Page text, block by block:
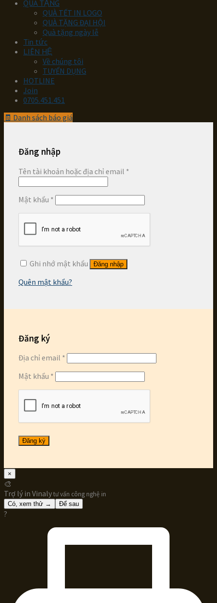
QUÀ TẶNG
QUÀ TẾT IN LOGO
QUÀ TẶNG ĐẠI HỘI
Quà tặng ngày lễ
Tin tức
LIÊN HỆ
Về chúng tôi
TUYỂN DỤNG
HOTLINE
Join
0705.451.451
🧾 Danh sách báo giá
Đăng nhập
Tên tài khoản hoặc địa chỉ email *
Mật khẩu *
Ghi nhớ mật khẩu Đăng nhập
Quên mật khẩu?
Đăng ký
Địa chỉ email *
Mật khẩu *
Đăng ký
×
🎨
Trợ lý in Vinalytư vấn công nghệ in
Có, xem thử → Để sau
?